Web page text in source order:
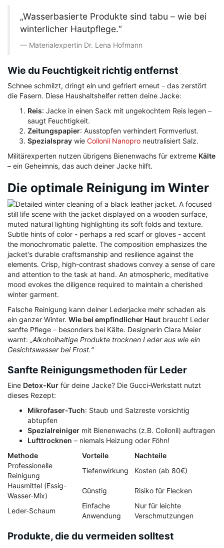
„Wasserbasierte Produkte sind tabu – wie bei
winterlicher Hautpflege.“
Materialexpertin Dr. Lena Hofmann
Wie du Feuchtigkeit richtig entfernst
Schnee schmilzt, dringt ein und gefriert erneut – das zerstört
die Fasern. Diese Haushaltshelfer retten deine Jacke:
Reis: Jacke in einen Sack mit ungekochtem Reis legen –
saugt Feuchtigkeit.
Zeitungspapier: Ausstopfen verhindert Formverlust.
Spezialspray wie Collonil Nanopro neutralisiert Salz.
Militärexperten nutzen übrigens Bienenwachs für extreme Kälte
– ein Geheimnis, das auch deiner Jacke hilft.
Die optimale Reinigung im Winter
Falsche Reinigung kann deiner Lederjacke mehr schaden als
ein ganzer Winter. Wie bei empfindlicher Haut braucht Leder
sanfte Pflege – besonders bei Kälte. Designerin Clara Meier
warnt: „Alkoholhaltige Produkte trocknen Leder aus wie ein
Gesichtswasser bei Frost.“
Sanfte Reinigungsmethoden für Leder
Eine Detox-Kur für deine Jacke? Die Gucci-Werkstatt nutzt
dieses Rezept:
Mikrofaser-Tuch: Staub und Salzreste vorsichtig
abtupfen
Spezialreiniger mit Bienenwachs (z.B. Collonil) auftragen
Lufttrocknen – niemals Heizung oder Föhn!
Methode
Vorteile
Nachteile
Professionelle
Reinigung
Tiefenwirkung
Kosten (ab 80€)
Hausmittel (Essig-
Wasser-Mix)
Günstig Risiko für Flecken
Leder-Schaum
Einfache
Anwendung
Nur für leichte
Verschmutzungen
Produkte, die du vermeiden solltest